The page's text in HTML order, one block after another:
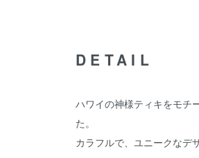
DETAIL
ハワイの神様ティキをモチ
た。
カラフルで、ユニークなデ